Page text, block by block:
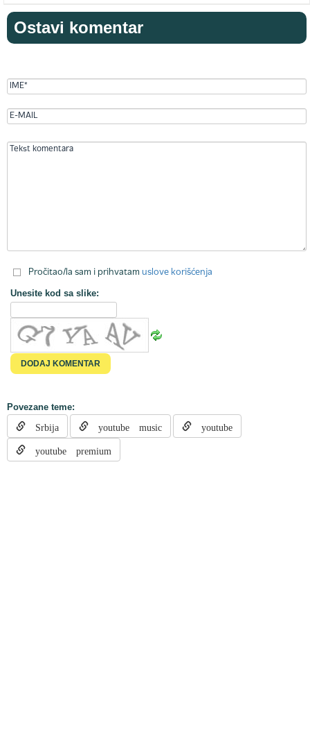
Ostavi komentar
Pročitao/la sam i prihvatam uslove korišćenja
Unesite kod sa slike:
Povezane teme:
Srbija youtube music youtube
youtube premium